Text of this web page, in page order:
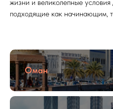
жизни и великолепные условия
подходящие как начинающим,
Оман